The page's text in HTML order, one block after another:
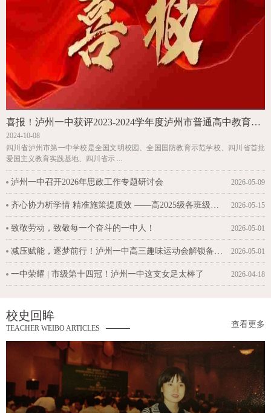
喜报！泸州一中获评2023-2024学年度泸州市普通高中教育质量综合评价（A类学校）一等奖和泸州市初中教育质量综合评价优秀学校
2024-10-08
四川省泸州市第一中学校是全国文明校园、全国国防教育示范学校、四川省首批
爱国主义教育实践基地、四川省示 ...
2026-05-09
泸州一中召开2026年思政工作专题研讨会
2026-05-15
齐心协力析学情 精准施策提质效 ——高2025级各班级召开班级成绩分析会
2026-05-01
致敬劳动，致敬每一个奋斗的一中人！
2026-05-01
减压赋能，逐梦前行！泸州一中高三趣味运动会解锁备考新活力
2026-04-18
一中荣耀 | 市级第十四冠！泸州一中这支女足太棒了
校史回眸
TEACHER WEIBO ARTICLES 查看更多